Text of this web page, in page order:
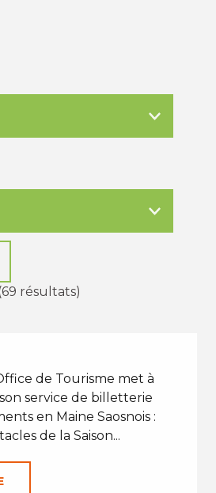
résultats)
de Tourisme met à
service de billetterie
en Maine Saosnois :
de la Saison...